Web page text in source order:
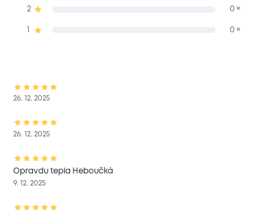
2 0 ×
0 ×
26. 12. 2025
26. 12. 2025
Opravdu tepla Heboučká
9. 12. 2025